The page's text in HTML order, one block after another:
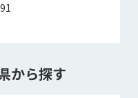
から探す